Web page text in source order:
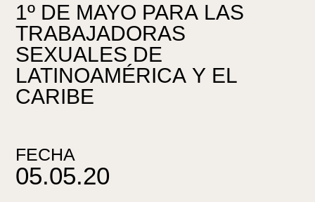
1º DE MAYO PARA LAS
TRABAJADORAS
SEXUALES DE
LATINOAMÉRICA Y EL
CARIBE
FECHA
05.05.20